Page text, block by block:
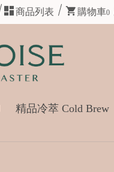
商品列表 購物車0
精品冷萃 Cold Brew